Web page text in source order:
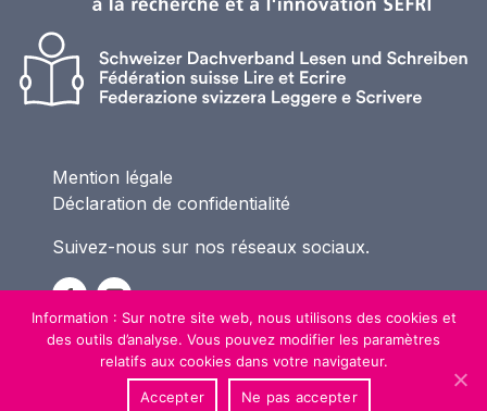
Mention légale
Déclaration de confidentialité
Suivez-nous sur nos réseaux sociaux.
Information : Sur notre site web, nous utilisons des cookies et
des outils d’analyse. Vous pouvez modifier les paramètres
relatifs aux cookies dans votre navigateur.
Accepter Ne pas accepter